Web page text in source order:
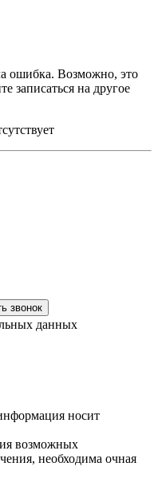
ошибка. Возможно, это
записаться на другое
данных
носит
возможных
необходима очная